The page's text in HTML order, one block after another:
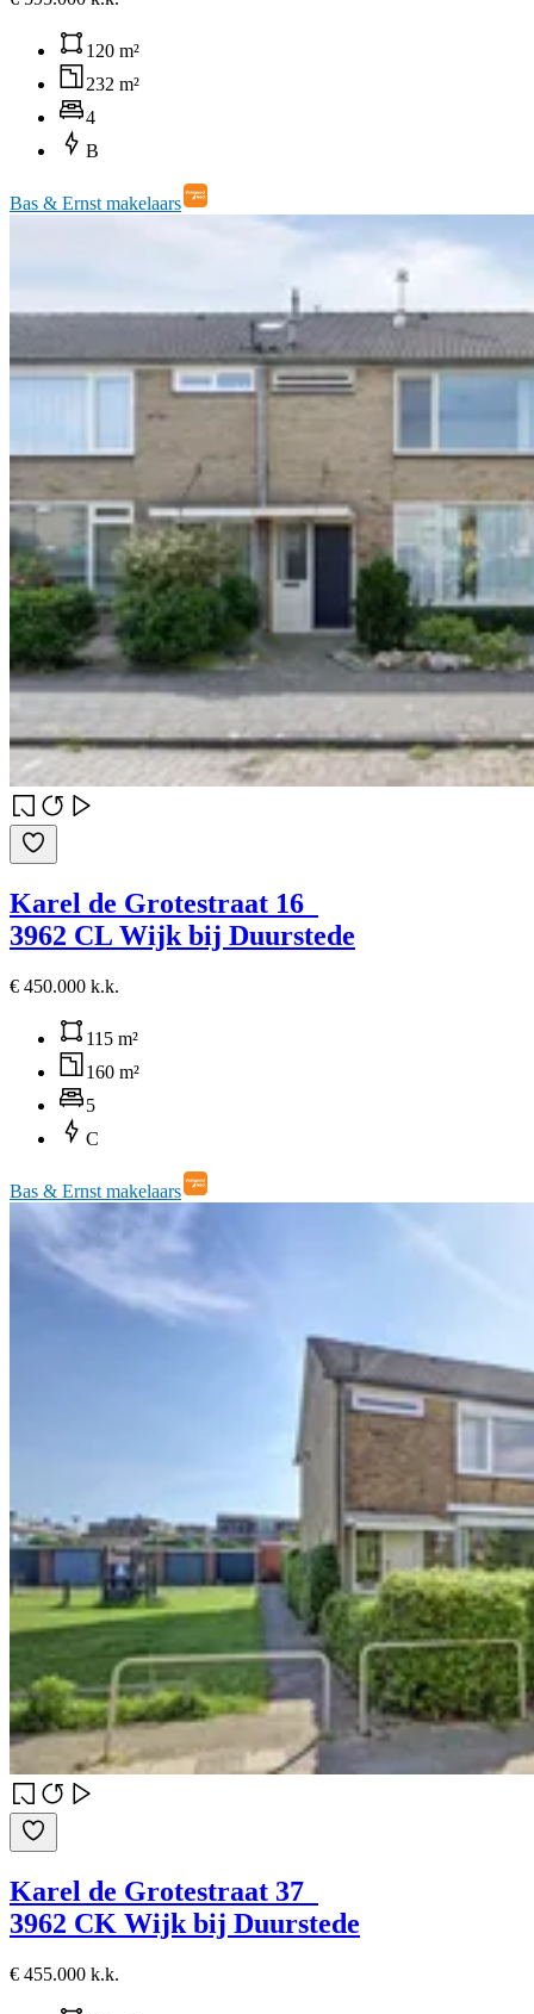
120 m²
232 m²
4
B
Bas & Ernst makelaars
Karel de Grotestraat 16
3962 CL Wijk bij Duurstede
€ 450.000 k.k.
115 m²
160 m²
5
C
Bas & Ernst makelaars
Karel de Grotestraat 37
3962 CK Wijk bij Duurstede
€ 455.000 k.k.